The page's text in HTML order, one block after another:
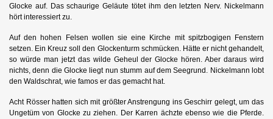
Glocke auf. Das schaurige Geläute tötet ihm den letzten Nerv. Nickelmann
hört interessiert zu.
Auf den hohen Felsen wollen sie eine Kirche mit spitzbogigen Fenstern
setzen. Ein Kreuz soll den Glockenturm schmücken. Hätte er nicht gehandelt,
so würde man jetzt das wilde Geheul der Glocke hören. Aber daraus wird
nichts, denn die Glocke liegt nun stumm auf dem Seegrund. Nickelmann lobt
den Waldschrat, wie famos er das gemacht hat.
Acht Rösser hatten sich mit größter Anstrengung ins Geschirr gelegt, um das
Ungetüm von Glocke zu ziehen. Der Karren ächzte ebenso wie die Pferde.